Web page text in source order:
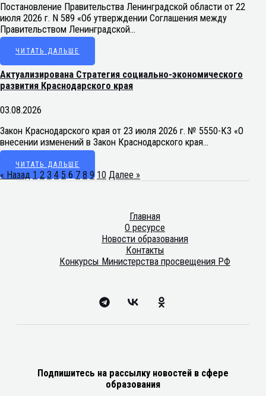
Постановление Правительства Ленинградской области от 22
июля 2026 г. N 589 «Об утверждении Соглашения между
Правительством Ленинградской…
ЧИТАТЬ ДАЛЬШЕ
Актуализирована Стратегия социально-экономического
развития Краснодарского края
03.08.2026
Закон Краснодарского края от 23 июля 2026 г. № 5550-КЗ «О
внесении изменений в Закон Краснодарского края…
ЧИТАТЬ ДАЛЬШЕ
« Назад 1 2 3 4 5 6 7 8 9 10 Далее »
Главная
О ресурсе
Новости образования
Контакты
Конкурсы Министерства просвещения РФ
Подпишитесь на рассылку новостей в сфере
образования